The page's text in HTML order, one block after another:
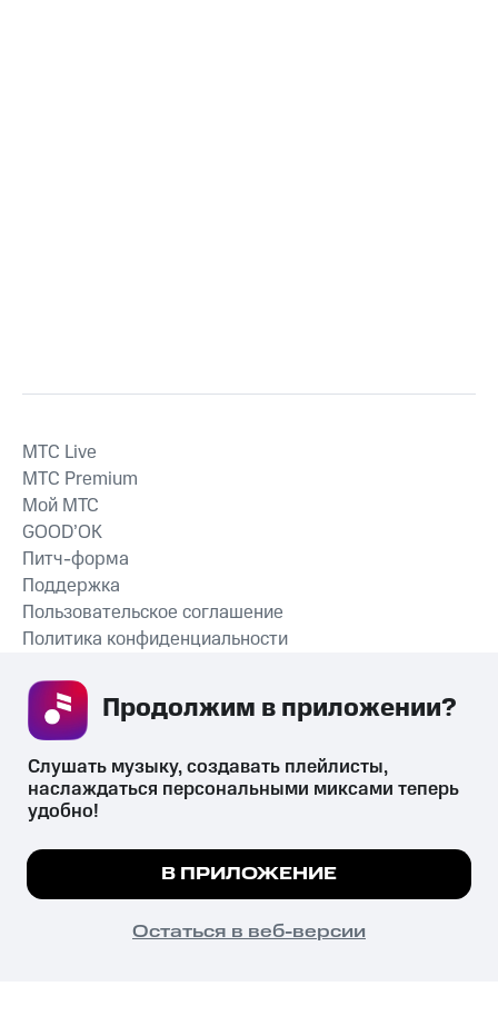
СКАЧАТЬ ПРИЛОЖЕНИЕ
MTС Live
MTС Premium
Мой МТС
GOOD’OK
Питч-форма
Поддержка
Пользовательское соглашение
Политика конфиденциальности
психотропных веществ, их аналогов причиняет вред здоровью,
их незаконный оборот запрещён и влечёт установленную
законодательством ответственность.
© 2026 ООО «КИОН».
Все права защищены
Мы используем куки, чтобы на сайте все
Подробнее
ПОНЯТНО
Слушать музыку, создавать плейлисты,
наслаждаться персональными миксами теперь
удобно!
В ПРИЛОЖЕНИЕ
Остаться в веб-версии